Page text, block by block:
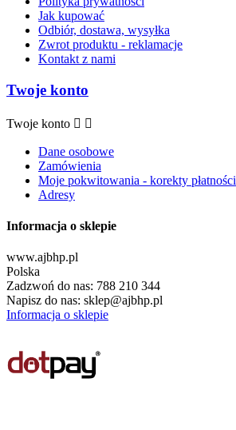
Jak kupować
Odbiór, dostawa, wysyłka
Zwrot produktu - reklamacje
Kontakt z nami
Twoje konto
Twoje konto  
Dane osobowe
Zamówienia
Moje pokwitowania - korekty płatności
Adresy
Informacja o sklepie
www.ajbhp.pl
Polska
Zadzwoń do nas: 788 210 344
Napisz do nas: sklep@ajbhp.pl
Informacja o sklepie